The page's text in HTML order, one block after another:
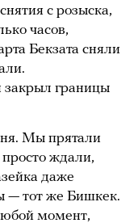
с розыска,
часов,
Бекзата сняли
закрыл границы
Мы прятали
ждали,
даже
— тот же Бишкек.
момент,